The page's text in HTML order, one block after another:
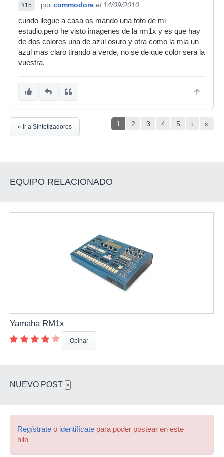
#15 por commodore el 14/09/2010
cundo llegue a casa os mando una foto de mi
estudio.pero he visto imagenes de la rm1x y es que hay
de dos colores una de azul osuro y otra como la mia un
azul mas claro tirando a verde, no se de que color sera la
vuestra.
1 2 3 4 5 › »
« Ir a Sintetizadores
EQUIPO RELACIONADO
Yamaha RM1x
Opinar
NUEVO POST ×
Regístrate o identifícate para poder postear en este
hilo